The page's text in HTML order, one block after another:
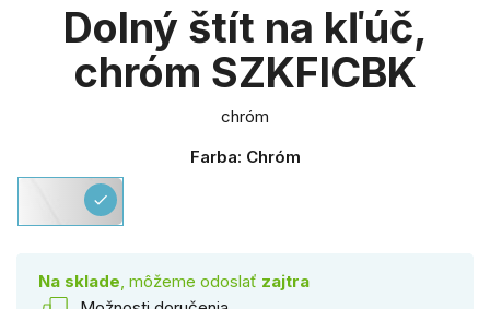
Dolný štít na kľúč,
chróm SZKFICBK
chróm
Farba: Chróm
Chróm
check
Na sklade , môžeme odoslať zajtra